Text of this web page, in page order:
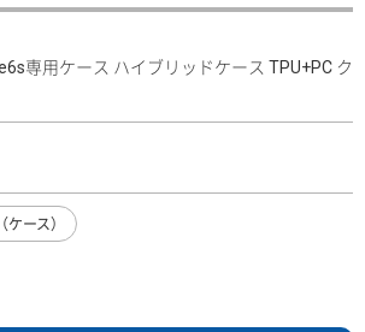
専用ケース ハイブリッドケース TPU+PC ク
ケース）